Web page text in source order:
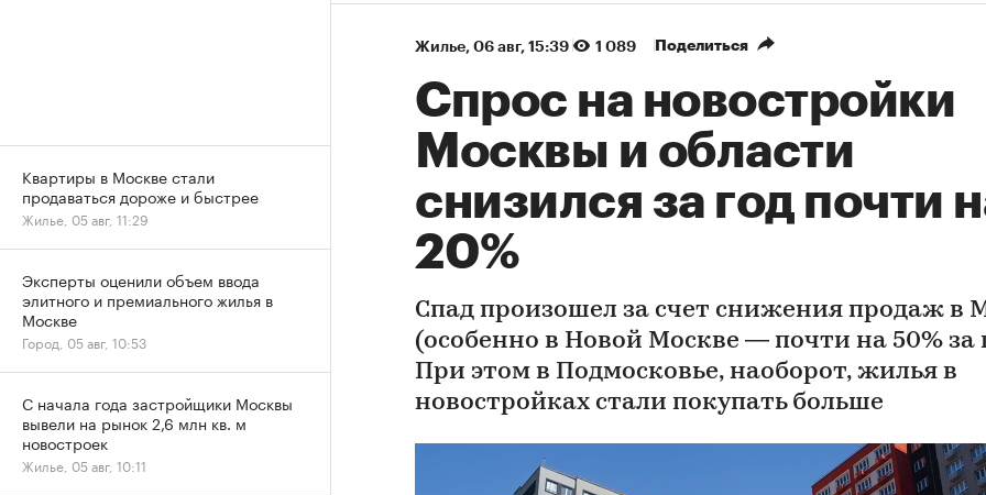
Жилье⁠, 06 авг, 15:39 1 089 Поделиться
Спрос на новостройки
Москвы и области
снизился за год почти
20%
Спад произошел за счет снижения продаж в
(особенно в Новой Москве — почти на 50% за
При этом в Подмосковье, наоборот, жилья в
новостройках стали покупать больше
Квартиры в Москве стали
продаваться дороже и быстрее
Жилье, 05 авг, 11:29
Эксперты оценили объем ввода
элитного и премиального жилья в
Москве
Город, 05 авг, 10:53
С начала года застройщики Москвы
вывели на рынок 2,6 млн кв. м
новостроек
Жилье, 05 авг, 10:11